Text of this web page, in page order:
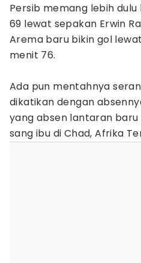
Persib memang lebih
69 lewat sepakan Erwin
Arema baru bikin gol
menit 76.
Ada pun mentahnya
dikatikan dengan
yang absen lantaran
sang ibu di Chad, Afrika